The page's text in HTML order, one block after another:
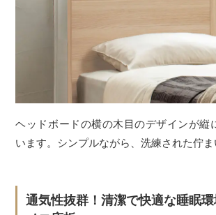
ヘッドボードの横の木目のデザインが縦
います。シンプルながら、洗練された佇ま
通気性抜群！清潔で快適な睡眠